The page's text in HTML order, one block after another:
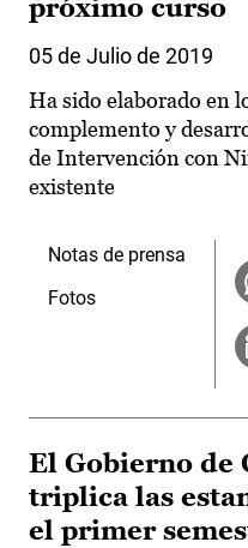
próximo curso
05 de Julio de 2019
Ha sido elaborado en
complemento y
de Intervención con
existente
Notas de prensa
Fotos
El Gobierno de
triplica las
el primer